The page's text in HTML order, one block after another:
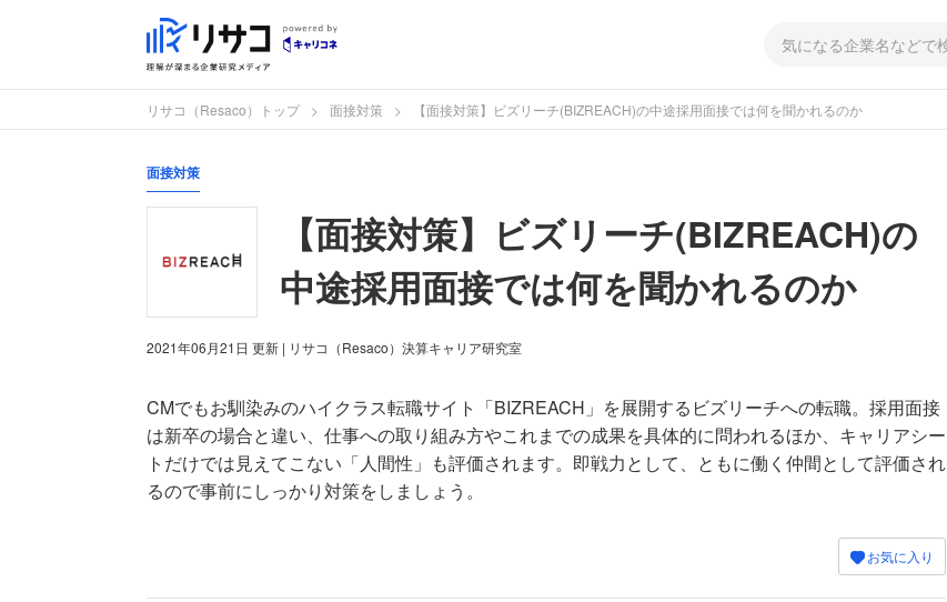
リサコ（Resaco）トップ 面接対策 【面接対策】ビズリーチ(BIZREACH)の中途採用面接では何を聞かれるのか
面接対策
【面接対策】ビズリーチ(BIZREACH)の
中途採用面接では何を聞かれるのか
2021年06月21日 更新 | リサコ（Resaco）決算キャリア研究室
CMでもお馴染みのハイクラス転職サイト「BIZREACH」を展開するビズリーチへの転職。採用面接
は新卒の場合と違い、仕事への取り組み方やこれまでの成果を具体的に問われるほか、キャリアシー
トだけでは見えてこない「人間性」も評価されます。即戦力として、ともに働く仲間として評価され
るので事前にしっかり対策をしましょう。
お気に入り